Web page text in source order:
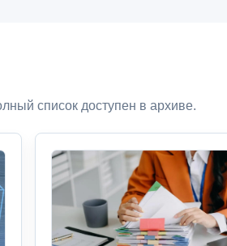
список доступен в архиве.